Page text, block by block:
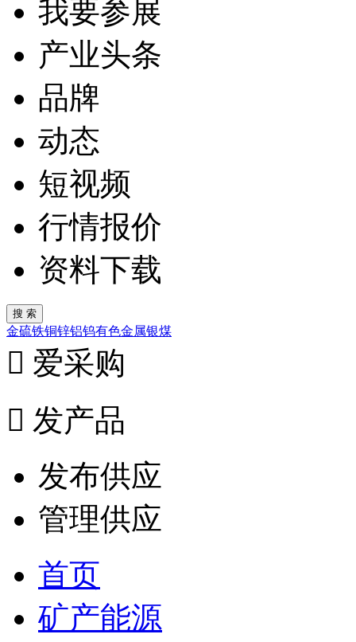
我要参展
产业头条
品牌
动态
短视频
行情报价
资料下载
金硫铁铜锌铝钨有色金属银煤
 爱采购
 发产品
发布供应
管理供应
首页
矿产能源